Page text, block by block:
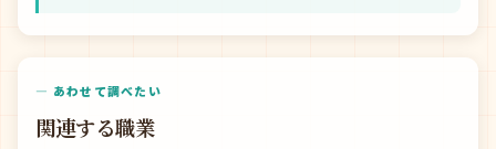
— あわせて調べたい
関連する職業